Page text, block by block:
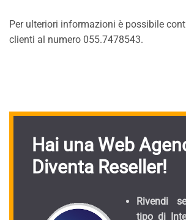
Per ulteriori informazioni è possibile
clienti al numero 055.7478543.
Hai una Web
Diventa Reseller!
Rivendi
tipo di